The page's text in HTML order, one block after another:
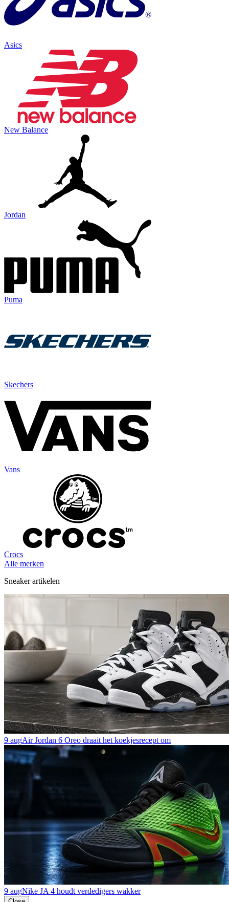
Asics
New Balance
Jordan
Puma
Skechers
Vans
Crocs
Alle merken
Sneaker artikelen
9 augAir Jordan 6 Oreo draait het koekjesrecept om
9 augNike JA 4 houdt verdedigers wakker